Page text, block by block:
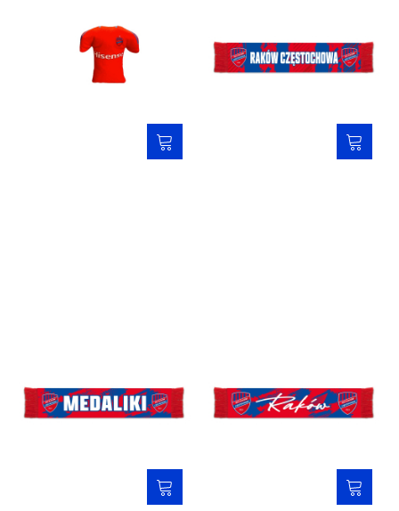
Zawieszka samochodowa -
Szalik samochodowy 25/26 -
Szalik samochodowy 25/26 -
Szalik samochodowy 25/26 -